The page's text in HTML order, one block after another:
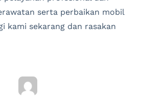
serta perbaikan mobil
kami sekarang dan rasakan